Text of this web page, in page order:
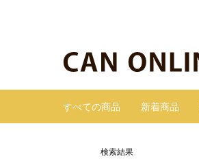
すべての商品 新着商品
検索結果